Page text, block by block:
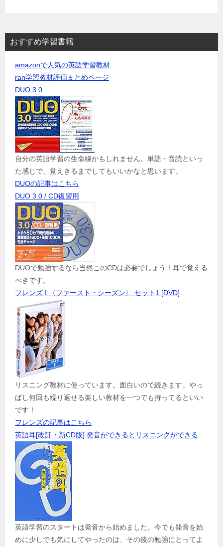
おすすめ学習書籍
amazonで人気の英語学習教材
ran学習教材評価まとめページ
DUO 3.0
自分の英語学習の生命線かもしれません。単語・音読といっ
た感じで、覚えきるまでしてもいいかなと思います。
DUOの記事はこちら
DUO 3.0 / CD復習用
DUOで勉強するなら当然このCDは必要でしょう！耳で覚える
べきです。
フレンズ I 〈ファースト・シーズン〉 セット1 [DVD]
リスニング教材に使っています。面白いので続きます。やっ
ぱし何回も繰り返せる楽しい教材を一つでも持ってるといい
です！
フレンズの記事はこちら
英語耳[改訂・新CD版] 発音ができるとリスニングができる
英語学習のスタートは発音から始めました。今でも発音を始
めに少しでも気にしてやったのは、その後の勉強にとってよ